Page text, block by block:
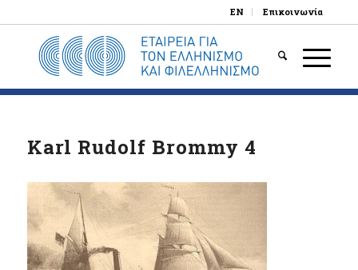
EN Επικοινωνία
Karl Rudolf Brommy 4